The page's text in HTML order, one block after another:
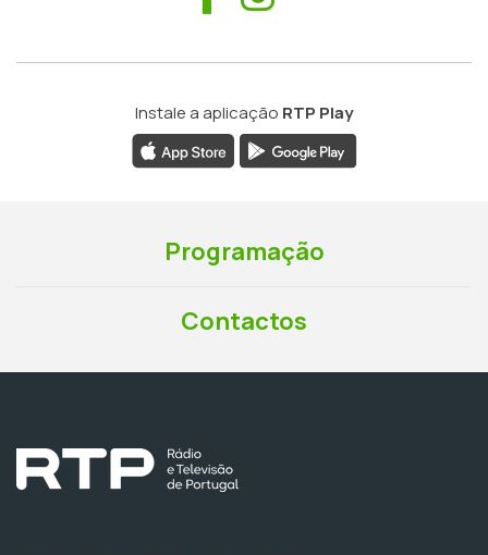
Instale a aplicação RTP Play
Programação
Contactos